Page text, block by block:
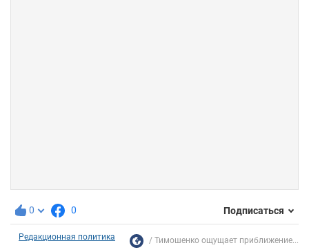
0 0 Подписаться
Редакционная политика Тимошенко ощущает приближение...